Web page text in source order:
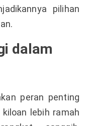
pilihan
dalam
peran penting
lebih ramah